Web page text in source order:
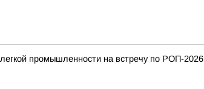
промышленности на встречу по РОП-2026